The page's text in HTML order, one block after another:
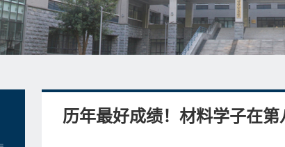
历年最好成绩！材料学子在